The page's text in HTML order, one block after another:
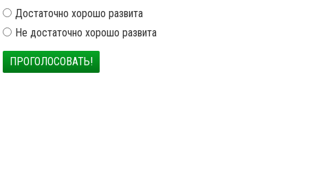
Достаточно хорошо развита
Не достаточно хорошо развита
ПРОГОЛОСОВАТЬ!